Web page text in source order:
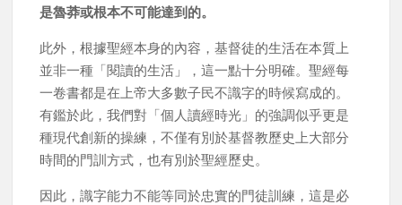
是魯莽或根本不可能達到的。
此外，根據聖經本身的內容，基督徒的生活在本質上
並非一種「閱讀的生活」，這一點十分明確。聖經每
一卷書都是在上帝大多數子民不識字的時候寫成的。
有鑑於此，我們對「個人讀經時光」的強調似乎更是
種現代創新的操練，不僅有別於基督教歷史上大部分
時間的門訓方式，也有別於聖經歷史。
因此，識字能力不能等同於忠實的門徒訓練，這是必